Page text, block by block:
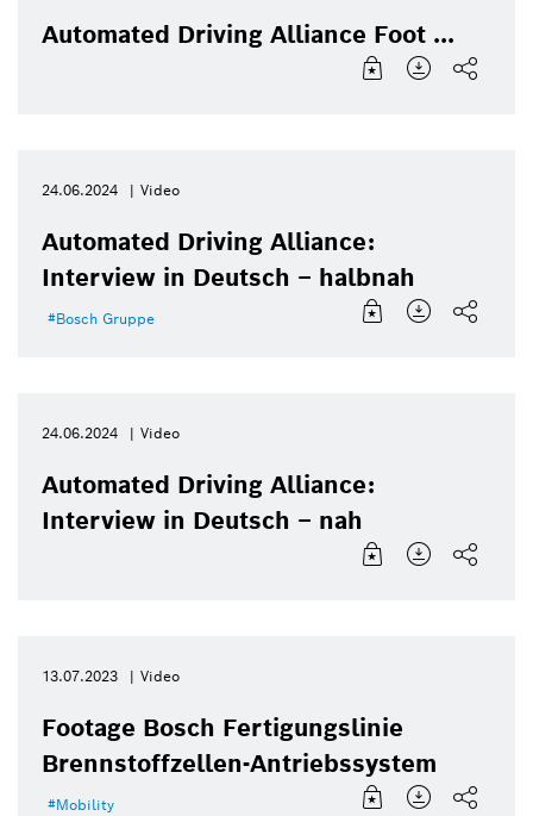
Automated Driving Alliance Foot ...
24.06.2024 Video
Automated Driving Alliance:
Interview in Deutsch – halbnah
Bosch Gruppe
24.06.2024 Video
Automated Driving Alliance:
Interview in Deutsch – nah
13.07.2023 Video
Footage Bosch Fertigungslinie
Brennstoffzellen-Antriebssystem
Mobility